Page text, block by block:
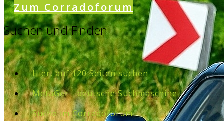
Zum Corradoforum
Suchen und Finden
Hier, auf 120 Seiten suchen
MetaGer - deutsche Suchmaschine
Suche im Corradoforum